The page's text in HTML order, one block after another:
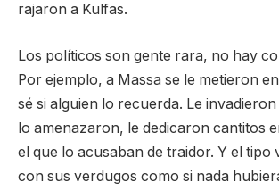
rajaron a Kulfas.
Los políticos son gente rara, no hay
Por ejemplo, a Massa se le metieron
sé si alguien lo recuerda. Le
lo amenazaron, le dedicaron cantitos
el que lo acusaban de traidor. Y el tipo
con sus verdugos como si nada